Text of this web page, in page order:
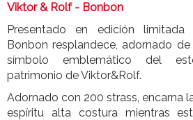
Viktor & Rolf - Bonbon
Presentado en edición limitada
Bonbon resplandece, adornado
símbolo emblemático del
patrimonio de Viktor&Rolf.
Adornado con 200 strass, encarna
espíritu alta costura mientras